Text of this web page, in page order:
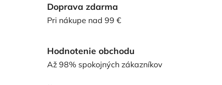
Doprava zdarma
Pri nákupe nad 99 €
Hodnotenie obchodu
Až 98% spokojných zákazníkov